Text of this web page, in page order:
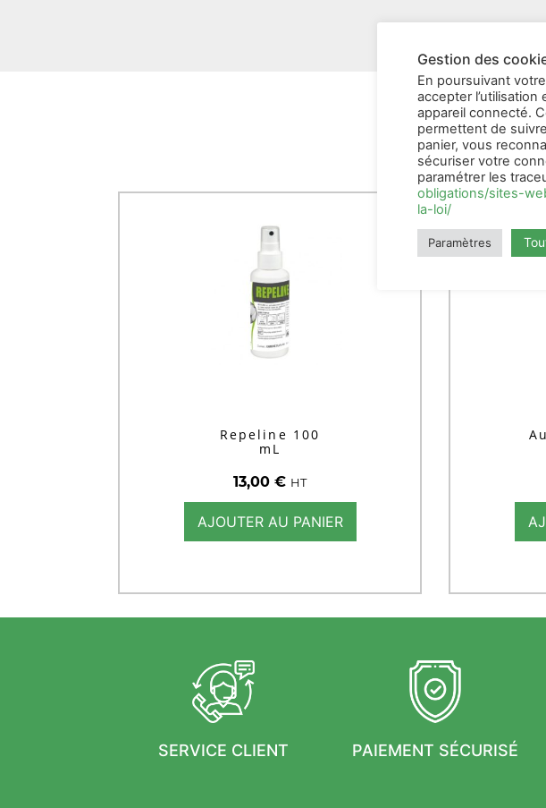
Repeline 100
mL
13,00 € HT
AJOUTER AU PANIER
SERVICE CLIENT PAIEMENT SÉCURISÉ
Gestion des
En poursuivant
accepter
appareil connecté.
permettent de
panier, vous
sécuriser votre
paramétrer les
obligations/sites-
la-loi/
Paramètres